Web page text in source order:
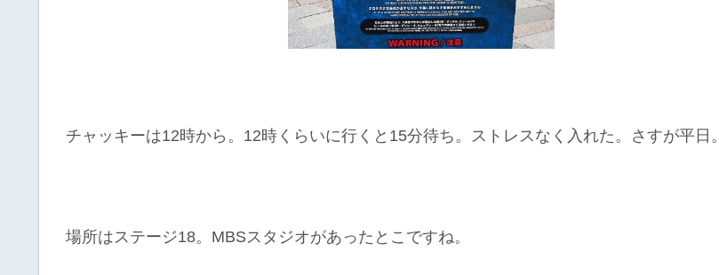
チャッキーは12時から。12時くらいに行くと15分待ち。ストレスなく入れた。さすが平日。
場所はステージ18。MBSスタジオがあったとこですね。